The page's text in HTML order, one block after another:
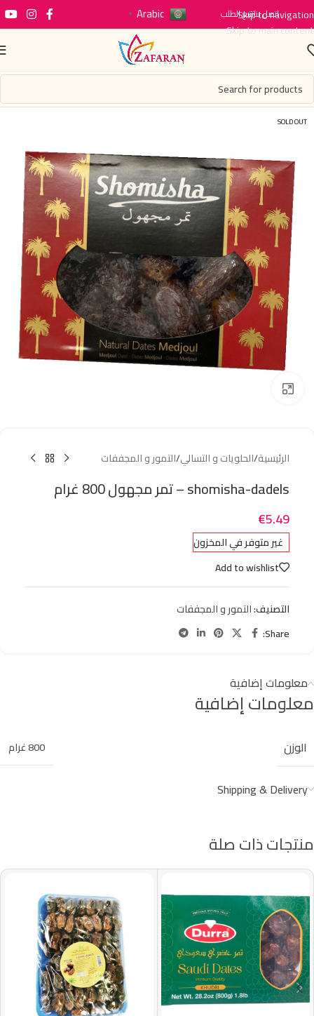
Skip to navigation
Skip to main content
اتصل بناتتبع الطلب Arabic
▼
SOLD OUT
الرئيسية/الحلويات و التسالي/التمور و المجففات
shomisha-dadels – تمر مجهول 800 غرام
€5.49
غير متوفر في المخزون
Add to wishlist
التصنيف:التمور و المجففات
Share:
معلومات إضافية
معلومات إضافية
الوزن 800 غرام
Shipping & Delivery
منتجات ذات صلة